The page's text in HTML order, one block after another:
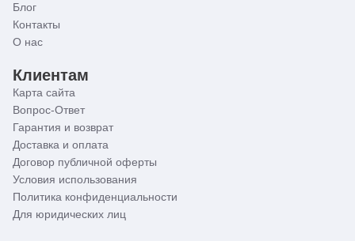
Блог
Контакты
О нас
Клиентам
Карта сайта
Вопрос-Ответ
Гарантия и возврат
Доставка и оплата
Договор публичной оферты
Условия использования
Политика конфиденциальности
Для юридических лиц